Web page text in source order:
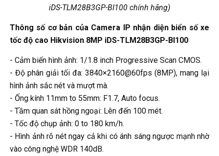
iDS-TLM28B3GP-BI100 chính hãng)
Thông số cơ bản của Camera IP nhận diện biển số xe
tốc độ cao Hikvision 8MP iDS-TLM28B3GP-BI100
- Cảm biến hình ảnh: 1/1.8 inch Progressive Scan CMOS.
- Độ phân giải tối đa: 3840×2160@60fps (8MP), mang lại
hình ảnh sắc nét và mượt mà.
- Ống kính 11mm to 55mm: F1.7, Auto focus.
- Tầm quan sát hồng ngoại: Lên đến 100 mét.
- Tốc độ chụp ảnh: 0 to 180 km/h.
- Hình ảnh rõ nét ngay cả khi có ánh sáng ngược mạnh nhờ
vào công nghệ WDR 140dB.